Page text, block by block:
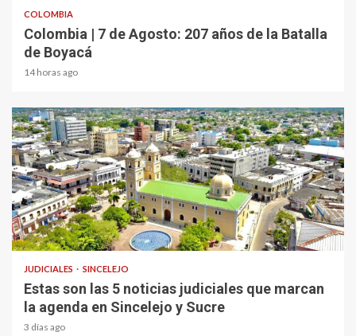
COLOMBIA
Colombia | 7 de Agosto: 207 años de la Batalla
de Boyacá
14 horas ago
1 min read
JUDICIALES SINCELEJO
Estas son las 5 noticias judiciales que marcan
la agenda en Sincelejo y Sucre
3 días ago